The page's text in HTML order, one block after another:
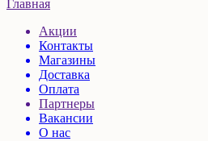
Главная
Акции
Контакты
Магазины
Доставка
Оплата
Партнеры
Вакансии
О нас